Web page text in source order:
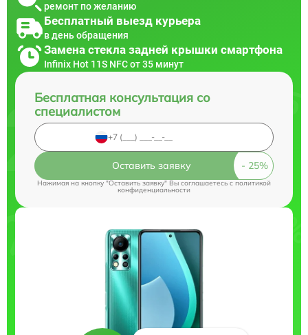
ремонт по желанию
Бесплатный выезд курьера
в день обращения
Замена стекла задней крышки смартфона
Infinix Hot 11S NFC от 35 минут
Бесплатная консультация со
специалистом
Оставить заявку
Нажимая на кнопку "Оставить заявку" Вы соглашаетесь cполитикой
конфиденциальности